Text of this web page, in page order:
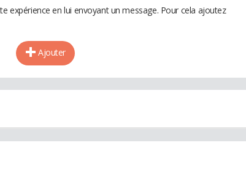
expérience en lui envoyant un message. Pour cela ajoutez
Ajouter